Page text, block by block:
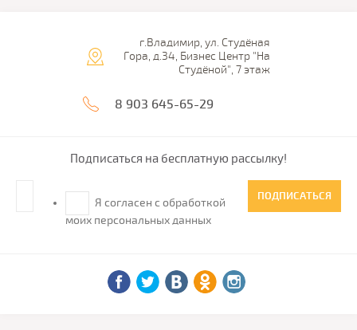
г.Владимир, ул. Студёная
Гора, д.34, Бизнес Центр "На
Студёной", 7 этаж
8 903 645-65-29
Подписаться на бесплатную рассылку!
Я согласен с обработкой
моих персональных данных
ПОДПИСАТЬСЯ